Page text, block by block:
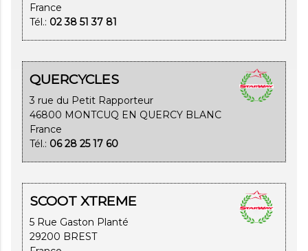
France
Tél.: 02 38 51 37 81
QUERCYCLES
3 rue du Petit Rapporteur
46800 MONTCUQ EN QUERCY BLANC
France
Tél.: 06 28 25 17 60
SCOOT XTREME
5 Rue Gaston Planté
29200 BREST